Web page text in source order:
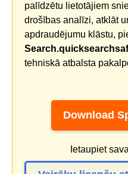
palīdzētu lietotājiem
drošības analīzi, atklāt
apdraudējumu klāstu,
tehniskā atbalsta
Download
Ietaupiet